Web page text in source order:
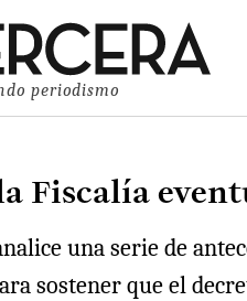
periodismo
Fiscalía
una serie de
sostener que el